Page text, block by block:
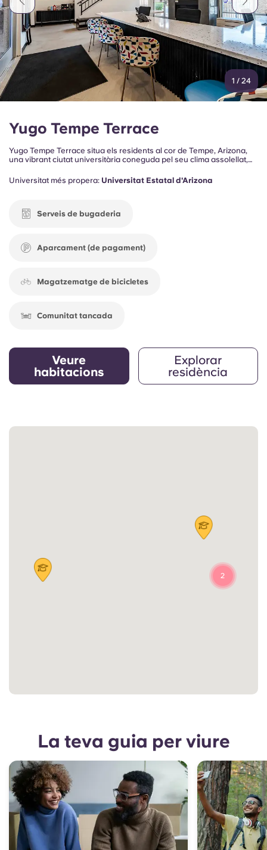
1 / 24
Yugo Tempe Terrace
Yugo Tempe Terrace situa els residents al cor de Tempe, Arizona,
una vibrant ciutat universitària coneguda pel seu clima assolellat,
Envoltada de restaurants locals, entreteniment i activitats
recreatives a l'aire lliure, la comunitat ofereix un estil de vida
Universitat més propera: Universitat Estatal d'Arizona
Serveis de bugaderia
Aparcament (de pagament)
Magatzematge de bicicletes
Comunitat tancada
Veure
habitacions
Explorar
residència
2
La teva guia per viure